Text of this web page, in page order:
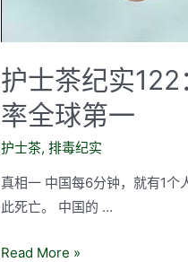
护士茶纪实
率全球第一
护士茶,排毒纪实
真相一 中国每6分钟，就有1
此死亡。 中国的 …
护
Read More »